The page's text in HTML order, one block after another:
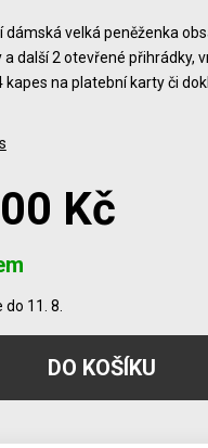
dámská velká peněženka
a další 2 otevřené přihrádky,
kapes na platební karty či
Kč
11. 8.